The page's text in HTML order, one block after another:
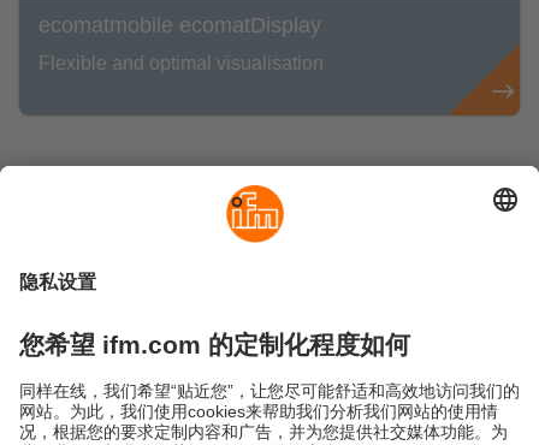
ecomatmobile ecomatDisplay
Flexible and optimal visualisation
地点 (EN)
隐私政策
易福门电子(上海)有限公司
上海市浦东新区
盛夏路61弄1号楼6层
邮编: 201203